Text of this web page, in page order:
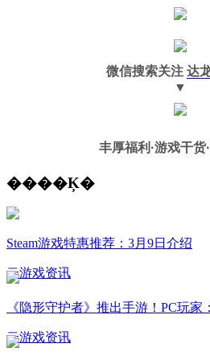
微信搜索关注 达
▼
丰厚福利 ·游戏干货
����Ķ�
Steam游戏特惠推荐：3月9日介绍
云游戏资讯
《隐形守护者》推出手游！PC玩家
云游戏资讯